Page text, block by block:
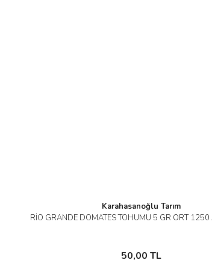
Karahasanoğlu Tarım
RİO GRANDE DOMATES TOHUMU 5 GR ORT
50,00 TL
İncele
Sepete Ekle